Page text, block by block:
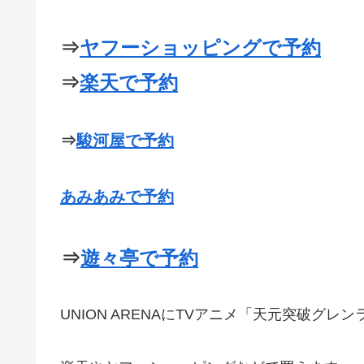
⇒ヤフーショッピングで予約
⇒楽天で予約
⇒駿河屋で予約
あみあみで予約
⇒遊々亭で予約
UNION ARENAにTVアニメ「天元突破グレン